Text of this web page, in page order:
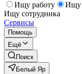
Ищу работу
Ищу
Ищу сотрудника
Сервисы
Помощь
Ещё
Поиск
Белый Яр